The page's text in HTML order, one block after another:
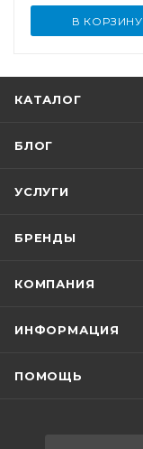
В КОРЗИНУ
КАТАЛОГ
БЛОГ
УСЛУГИ
БРЕНДЫ
КОМПАНИЯ
ИНФОРМАЦИЯ
ПОМОЩЬ